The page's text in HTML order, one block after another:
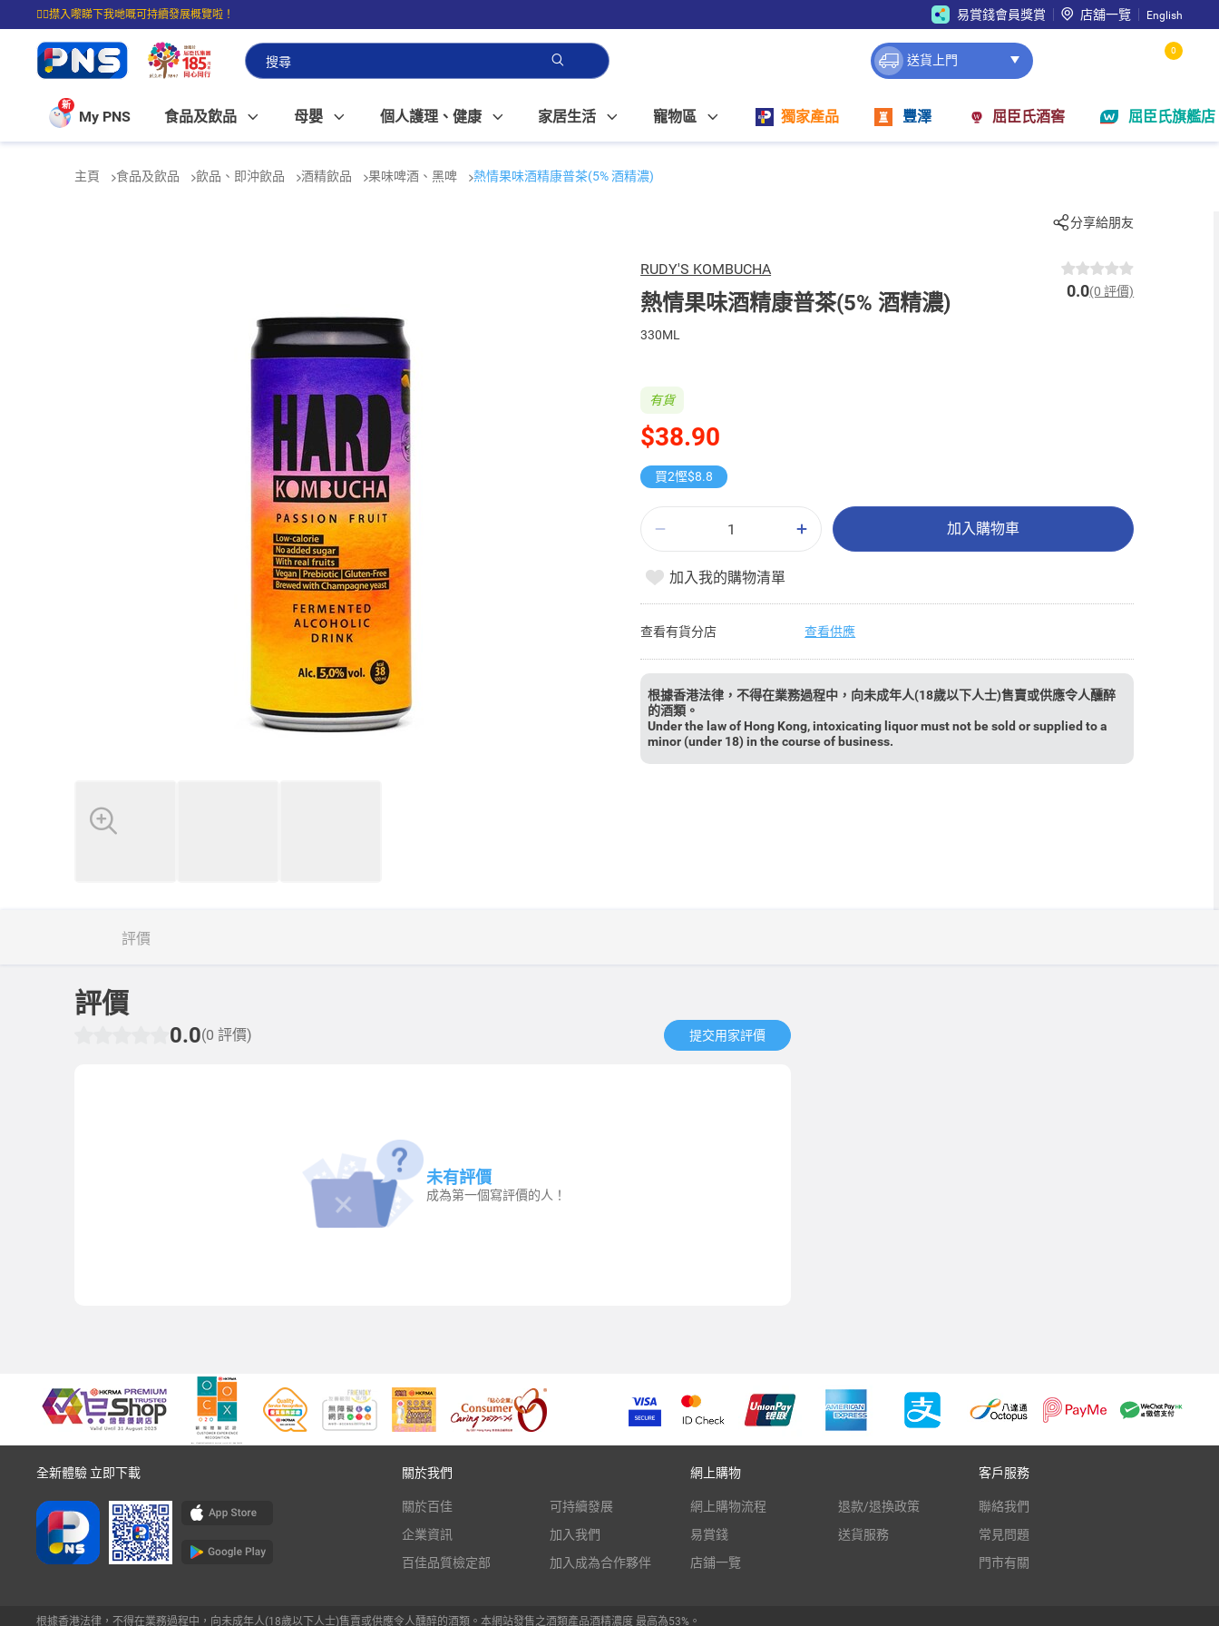
☝🏼㩒入嚟睇下我哋嘅可持續發展概覽啦！
⭐購物滿$399即享免費送貨；滿$100即可免費店取。
易賞錢會員獎賞 店舖一覽 English
送貨上門
0
新
My PNS 食品及飲品 母嬰 個人護理、健康 家居生活 寵物區 獨家產品 豐澤 屈臣氏酒窖 屈臣氏旗艦店
主頁 食品及飲品 飲品、即沖飲品 酒精飲品 果味啤酒、黑啤 熱情果味酒精康普茶(5% 酒精濃)
分享給朋友
RUDY'S KOMBUCHA
熱情果味酒精康普茶(5% 酒精濃) 0.0(0 評價)
330ML
$38.90
有貨
買2慳$8.8
加入購物車
加入我的購物清單
查看有貨分店 查看供應
根據香港法律，不得在業務過程中，向未成年人(18歲以下人士)售賣或供應令人醺醉
的酒類。
Under the law of Hong Kong, intoxicating liquor must not be sold or supplied to a
minor (under 18) in the course of business.
評價
評價
0.0(0 評價) 提交用家評價​
未有評價
成為第一個寫評價的人！
全新體驗 立即下載 關於我們
關於百佳
企業資訊
百佳品質檢定部
可持續發展
加入我們
加入成為合作夥伴
網上購物
網上購物流程
易賞錢
店鋪一覽
退款/退換政策
送貨服務
客戶服務
聯絡我們
常見問題
門市有關
根據香港法律，不得在業務過程中，向未成年人(18歲以下人士)售賣或供應令人醺醉的酒類。本網站發售之酒類產品酒精濃度 最高為53%。